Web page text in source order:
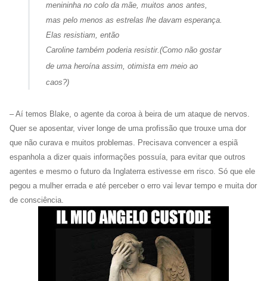
menininha no colo da mãe, muitos anos antes,
mas pelo menos as estrelas lhe davam esperança.
Elas resistiam, então
Caroline também poderia resistir.(Como não gostar
de uma heroína assim, otimista em meio ao
caos?)
– Aí temos Blake, o agente da coroa à beira de um ataque de nervos.
Quer se aposentar, viver longe de uma profissão que trouxe uma dor
que não curava e muitos problemas. Precisava convencer a espiã
espanhola a dizer quais informações possuía, para evitar que outros
agentes e mesmo o futuro da Inglaterra estivesse em risco. Só que ele
pegou a mulher errada e até perceber o erro vai levar tempo e muita dor
de consciência.